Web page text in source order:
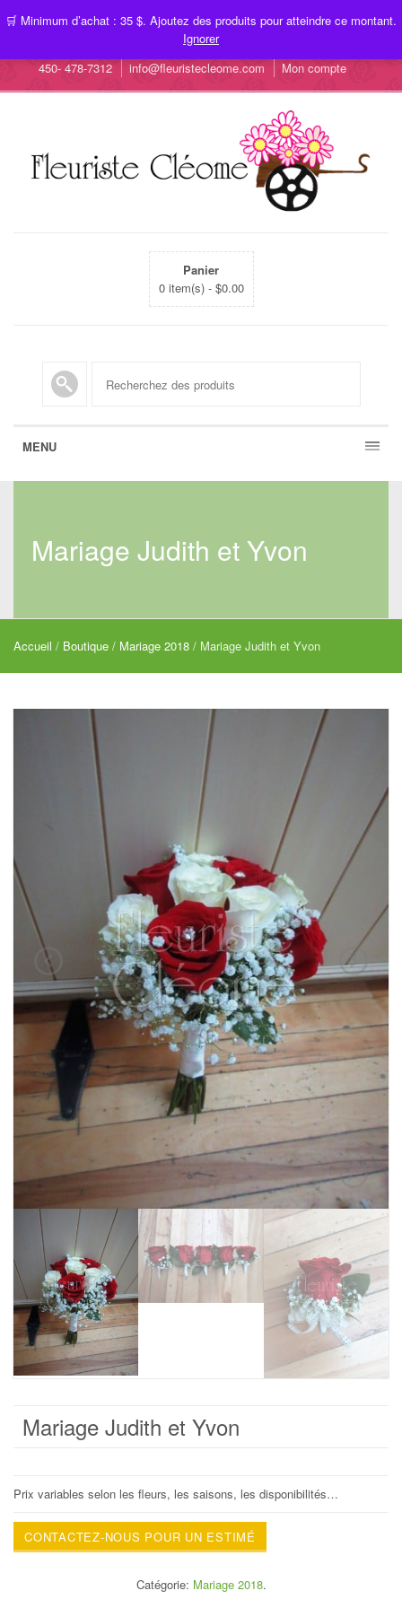
450- 478-7312 info@fleuristecleome.com Mon compte
Panier
0 item(s) - $0.00
MENU
Mariage Judith et Yvon
Accueil / Boutique / Mariage 2018 / Mariage Judith et Yvon
Mariage Judith et Yvon
Prix variables selon les fleurs, les saisons, les disponibilités…
CONTACTEZ-NOUS POUR UN ESTIMÉ
Catégorie: Mariage 2018.
🛒 Minimum d’achat : 35 $. Ajoutez des produits pour atteindre ce montant.
Ignorer